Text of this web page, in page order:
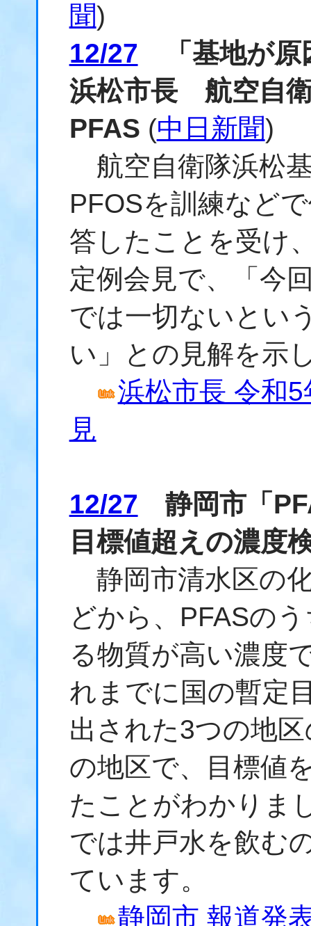
聞)
12/27 「基地が原
浜松市長 航空自
PFAS (中日新聞)
航空自衛隊浜松
PFOSを訓練など
答したことを受け
定例会見で、「今
では一切ないとい
い」との見解を示
浜松市長 令和
見
12/27 静岡市「
目標値超えの濃度
静岡市清水区の
どから、PFASの
る物質が高い濃度
れまでに国の暫定
出された3つの地
の地区で、目標値
たことがわかりま
では井戸水を飲む
ています。
静岡市 報道発